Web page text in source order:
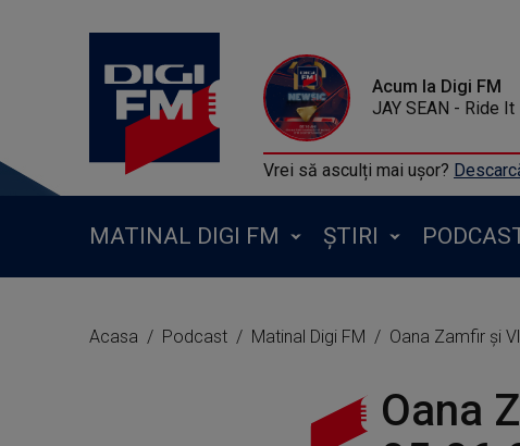
Acum la Digi FM
JAY SEAN - Ride It
Vrei să asculți mai ușor?
MATINAL DIGI FM ȘTIRI
Acasa Podcast Matinal Digi FM Oana Zamfir și
Oana